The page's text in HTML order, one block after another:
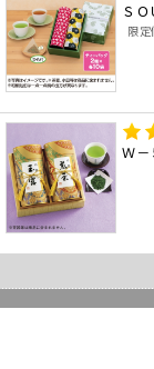
Ｓ
限
Ｗ－